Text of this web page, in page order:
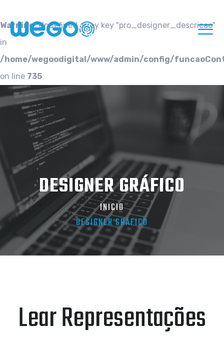
Warning: Undefined array key "pro_designer_descricao"
in
/home/wegoodigital/www/admin/config/
on line 735
DESIGNER GRÁFICO
INICIO
DESIGNER GRÁFICO
Lear Representações